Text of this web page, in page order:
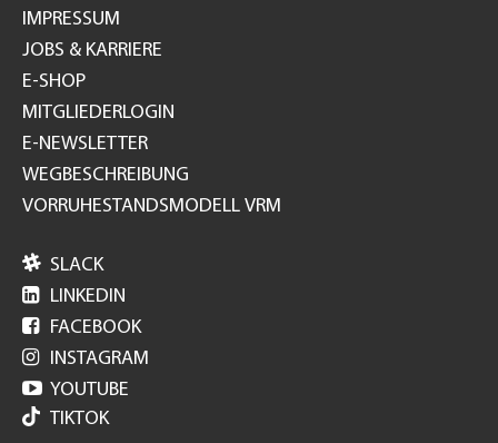
IMPRESSUM
JOBS & KARRIERE
E-SHOP
MITGLIEDERLOGIN
E-NEWSLETTER
WEGBESCHREIBUNG
VORRUHESTANDSMODELL VRM
 SLACK
 LINKEDIN
 FACEBOOK
 INSTAGRAM
 YOUTUBE
TIKTOK